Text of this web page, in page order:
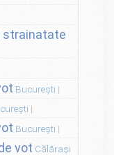
strainatate
București
București
vot Călărași